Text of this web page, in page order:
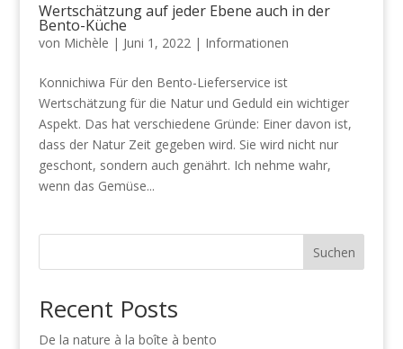
Wertschätzung auf jeder Ebene auch in der
Bento-Küche
von Michèle | Juni 1, 2022| Informationen
Konnichiwa Für den Bento-Lieferservice ist
Wertschätzung für die Natur und Geduld ein wichtiger
Aspekt. Das hat verschiedene Gründe: Einer davon ist,
dass der Natur Zeit gegeben wird. Sie wird nicht nur
geschont, sondern auch genährt. Ich nehme wahr,
wenn das Gemüse...
Suchen
Recent Posts
De la nature à la boîte à bento